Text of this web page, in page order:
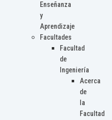
Enseñanza
y
Aprendizaje
Facultades
Facultad
de
Ingeniería
Acerca
de
la
Facultad